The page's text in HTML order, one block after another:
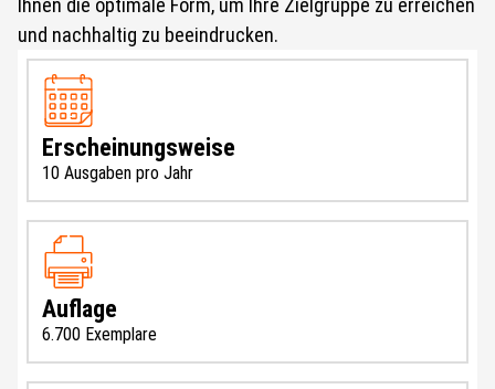
Ihnen die optimale Form, um Ihre Zielgruppe zu erreichen
und nachhaltig zu beeindrucken.
Erscheinungsweise
10 Ausgaben pro Jahr
Auflage
6.700 Exemplare